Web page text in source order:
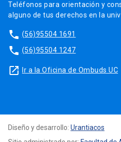
Teléfonos para orientación y
alguno de tus derechos en la
phone (56)95504 1691
phone (56)95504 1247
launch Ir a la Oficina de Ombuds UC
Diseño y desarrollo: Urantiacos